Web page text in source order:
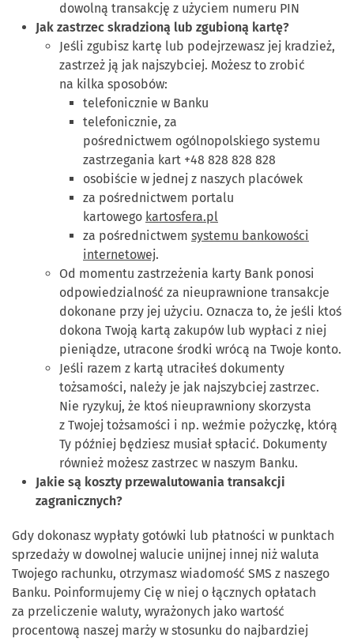
dowolną transakcję z użyciem numeru PIN
Jak zastrzec skradzioną lub zgubioną kartę?
Jeśli zgubisz kartę lub podejrzewasz jej kradzież,
zastrzeż ją jak najszybciej. Możesz to zrobić
na kilka sposobów:
telefonicznie w Banku
telefonicznie, za
pośrednictwem ogólnopolskiego systemu
zastrzegania kart +48 828 828 828
osobiście w jednej z naszych placówek
za pośrednictwem portalu
kartowego kartosfera.pl
za pośrednictwem systemu bankowości
internetowej.
Od momentu zastrzeżenia karty Bank ponosi
odpowiedzialność za nieuprawnione transakcje
dokonane przy jej użyciu. Oznacza to, że jeśli ktoś
dokona Twoją kartą zakupów lub wypłaci z niej
pieniądze, utracone środki wrócą na Twoje konto.
Jeśli razem z kartą utraciłeś dokumenty
tożsamości, należy je jak najszybciej zastrzec.
Nie ryzykuj, że ktoś nieuprawniony skorzysta
z Twojej tożsamości i np. weźmie pożyczkę, którą
Ty później będziesz musiał spłacić. Dokumenty
również możesz zastrzec w naszym Banku.
Jakie są koszty przewalutowania transakcji
zagranicznych?
Gdy dokonasz wypłaty gotówki lub płatności w punktach
sprzedaży w dowolnej walucie unijnej innej niż waluta
Twojego rachunku, otrzymasz wiadomość SMS z naszego
Banku. Poinformujemy Cię w niej o łącznych opłatach
za przeliczenie waluty, wyrażonych jako wartość
procentową naszej marży w stosunku do najbardziej